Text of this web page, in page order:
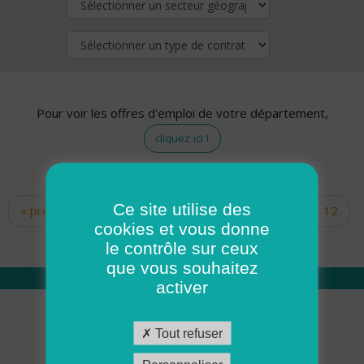
Pour voir les offres d'emploi de votre département,
cliquez ici !
Pages
« premier ‹ précédent … 10
12
14 15 16 17
Qui sommes nous
Académie ADMR
Ce site utilise des
cookies et vous donne
le contrôle sur ceux
que vous souhaitez
activer
Tout refuser